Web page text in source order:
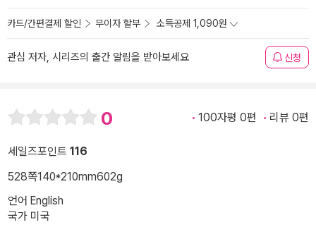
카드/간편결제 할인 무이자 할부 소득공제 1,090원
관심 저자, 시리즈의 출간 알림을 받아보세요 신청
0 100자평 0편 리뷰 0편
세일즈포인트 116
528쪽140*210mm602g
언어 English
국가 미국